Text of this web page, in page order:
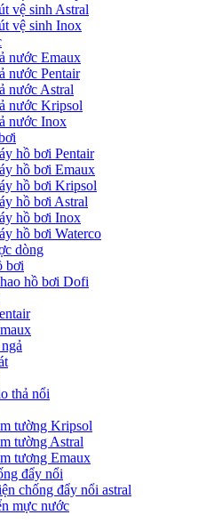
vệ sinh Astral
vệ sinh Inox
nước Emaux
nước Pentair
nước Astral
nước Kripsol
nước Inox
hồ bơi Pentair
hồ bơi Emaux
hồ bơi Kripsol
hồ bơi Astral
hồ bơi Inox
hồ bơi Waterco
dòng
bơi
hồ bơi Dofi
thả nổi
tường Kripsol
tường Astral
tương Emaux
đẩy nổi
chống đẩy nổi astral
mực nước